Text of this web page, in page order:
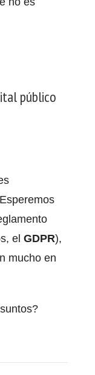
público
el GDPR),
mucho en